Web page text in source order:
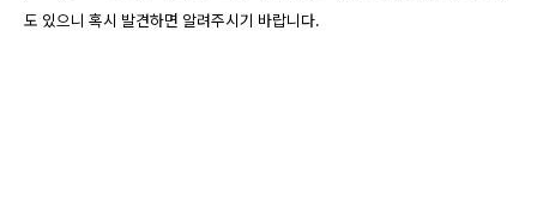
도 있으니 혹시 발견하면 알려주시기 바랍니다.